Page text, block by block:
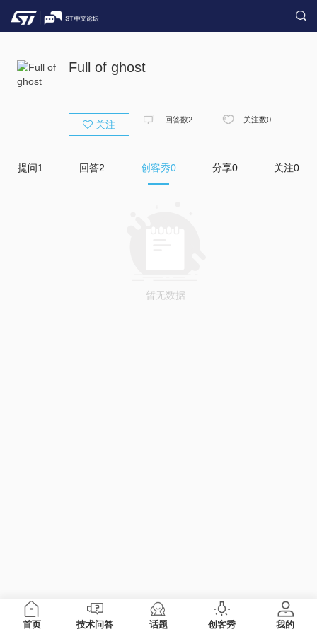
Full of ghost
关注 回答数2 关注数0
提问1 回答2 创客秀0 分享0 关注0
暂无数据
首页 技术问答 话题 创客秀 我的